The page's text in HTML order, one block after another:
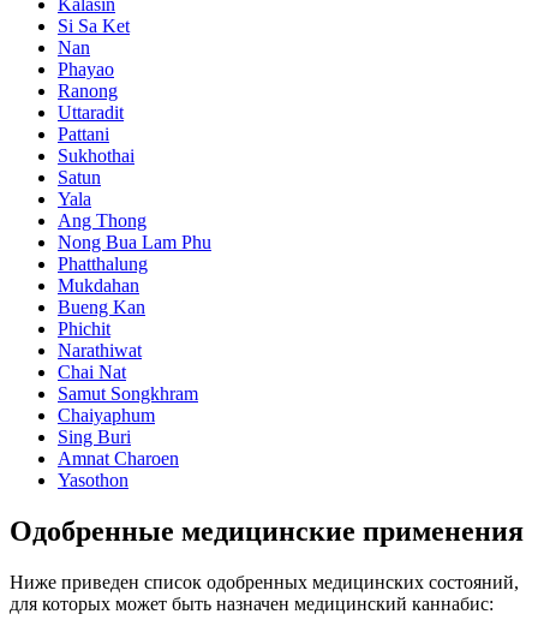
Si Sa Ket
Nan
Phayao
Ranong
Uttaradit
Pattani
Sukhothai
Satun
Yala
Ang Thong
Nong Bua Lam Phu
Phatthalung
Mukdahan
Bueng Kan
Phichit
Narathiwat
Chai Nat
Samut Songkhram
Chaiyaphum
Sing Buri
Amnat Charoen
Yasothon
Одобренные медицинские применения
Ниже приведен список одобренных медицинских состояний,
для которых может быть назначен медицинский каннабис: